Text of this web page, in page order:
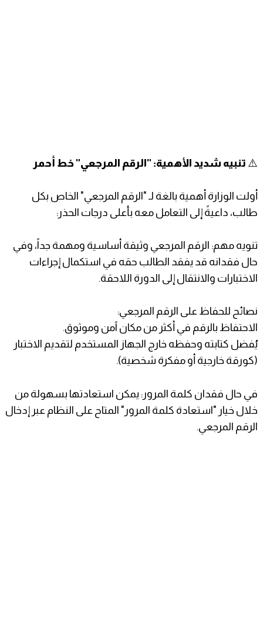
⚠️ تنبيه شديد الأهمية: "الرقم المرجعي" خط أحمر
​أولت الوزارة أهمية بالغة لـ "الرقم المرجعي" الخاص بكل
طالب، داعيةً إلى التعامل معه بأعلى درجات الحذر:
​تنويه مهم: الرقم المرجعي وثيقة أساسية ومهمة جداً، وفي
حال فقدانه قد يفقد الطالب حقه في استكمال إجراءات
الاختبارات والانتقال إلى الدورة اللاحقة.
​نصائح للحفاظ على الرقم المرجعي:
​الاحتفاظ بالرقم في أكثر من مكان آمن وموثوق.
​يُفضل كتابته وحفظه خارج الجهاز المستخدم لتقديم الاختبار
(كورقة خارجية أو مفكرة شخصية).
​في حال فقدان كلمة المرور: يمكن استعادتها بسهولة من
خلال خيار "استعادة كلمة المرور" المتاح على النظام عبر إدخال
الرقم المرجعي.